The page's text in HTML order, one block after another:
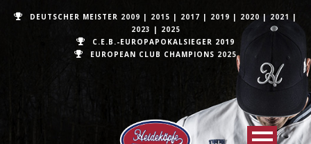
DEUTSCHER MEISTER 2009 | 2015 | 2017 | 2019 | 2020 | 2021 |
2023 | 2025
C.E.B.-EUROPAPOKALSIEGER 2019
EUROPEAN CLUB CHAMPIONS 2025